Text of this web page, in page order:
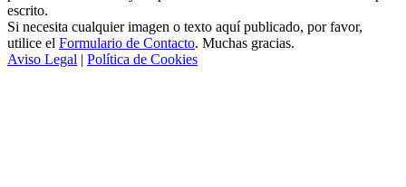
escrito.
Si necesita cualquier imagen o texto aquí publicado, por favor,
utilice el Formulario de Contacto. Muchas gracias.
Aviso Legal | Política de Cookies